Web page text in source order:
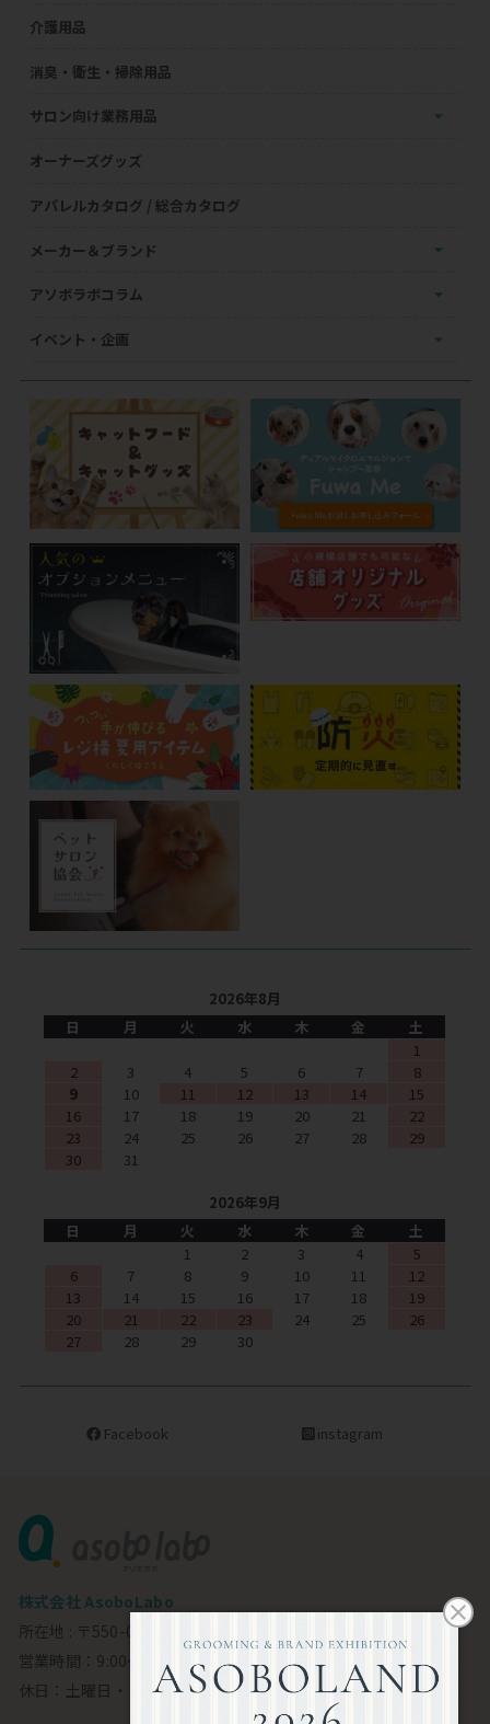
介護用品
消臭・衛生・掃除用品
サロン向け業務用品
オーナーズグッズ
アパレルカタログ / 総合カタログ
メーカー＆ブランド
アソボラボコラム
イベント・企画
2026年8月
日
月 火 水 木 金
土
1
2
3 4 5 6 7
8
9
10 11 12 13 14
15
16
17 18 19 20 21
22
23
24 25 26 27 28
29
30
31
2026年9月
日
月 火 水 木 金
土
1
2 3 4
5
6
7 8 9 10 11
12
13
14 15 16 17 18
19
20
21 22 23 24 25
26
27
28 29 30
Facebook instagram
株式会社 AsoboLabo
所在地 : 〒550-0002 大阪市西区江戸堀1-23-11 6F
営業時間：9:00～18:00
休日：土曜日・日曜日・祝日